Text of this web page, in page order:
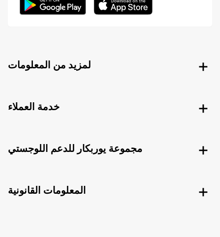
لمزيد من المعلومات
خدمة العملاء
مجموعة يوربكار للدعم اللوجستي
المعلومات القانونية